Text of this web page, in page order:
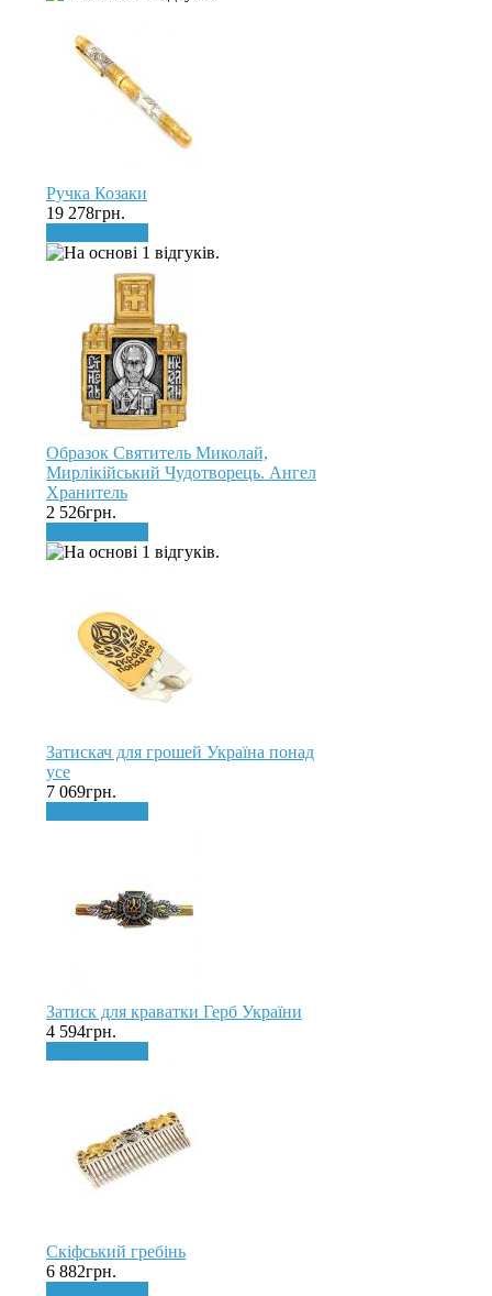
Ручка Козаки
19 278грн.
Образок Святитель Миколай,
Мирлікійський Чудотворець. Ангел
Хранитель
2 526грн.
Затискач для грошей Україна понад
усе
7 069грн.
Затиск для краватки Герб України
4 594грн.
Скіфський гребінь
6 882грн.